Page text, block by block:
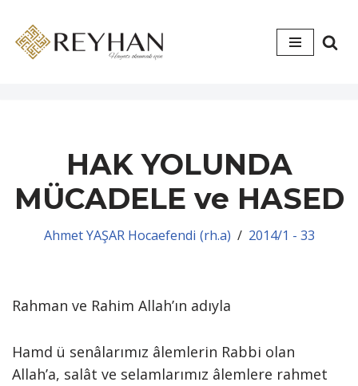
İçeriğe
HAK YOLUNDA
MÜCADELE ve HASED
Ahmet YAŞAR Hocaefendi (rh.a) 2014/1 - 33
Rahman ve Rahim Allah’ın adıyla
Hamd ü senâlarımız âlemlerin Rabbi olan
Allah’a, salât ve selamlarımız âlemlere rahmet